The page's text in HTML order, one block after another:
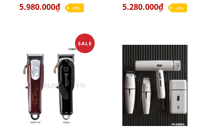
5.980.000₫ -8% 5.280.000₫ -4%
SALE